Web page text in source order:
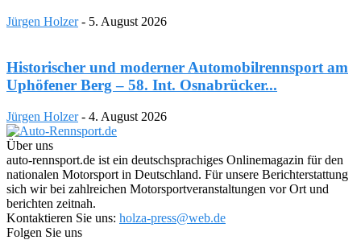
Jürgen Holzer - 5. August 2026
Historischer und moderner Automobilrennsport am
Uphöfener Berg – 58. Int. Osnabrücker...
Jürgen Holzer - 4. August 2026
Über uns
auto-rennsport.de ist ein deutschsprachiges Onlinemagazin für den
nationalen Motorsport in Deutschland. Für unsere Berichterstattung
sich wir bei zahlreichen Motorsportveranstaltungen vor Ort und
berichten zeitnah.
Kontaktieren Sie uns: holza-press@web.de
Folgen Sie uns